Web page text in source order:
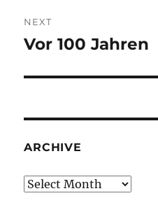
NEXT
Next
Vor 100 Jahren
ARCHIVE
Archive